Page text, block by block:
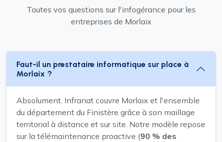
Toutes vos questions sur l'infogérance pour les
entreprises de Morlaix
Faut-il un prestataire informatique sur place à
Morlaix ?
Absolument. Infranat couvre Morlaix et l'ensemble
du département du Finistère grâce à son maillage
territorial à distance et sur site. Notre modèle repose
sur la télémaintenance proactive (90 % des